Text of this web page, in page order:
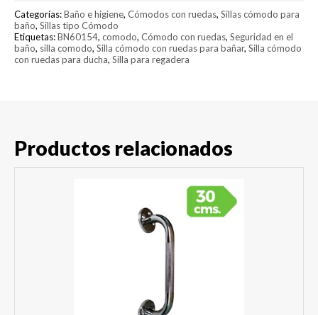
Categorías:Baño e higiene, Cómodos con ruedas, Sillas cómodo para
baño, Sillas tipo Cómodo
Etiquetas:BN60154, comodo, Cómodo con ruedas, Seguridad en el
baño, silla comodo, Silla cómodo con ruedas para bañar, Silla cómodo
con ruedas para ducha, Silla para regadera
Productos relacionados